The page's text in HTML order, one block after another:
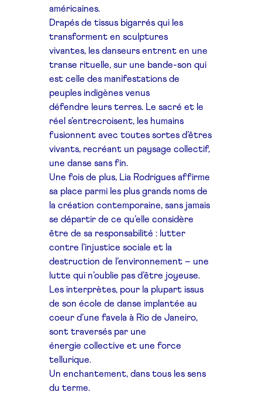
américaines.
Drapés de tissus bigarrés qui les
transforment en sculptures
vivantes, les danseurs entrent en une
transe rituelle, sur une bande-son qui
est celle des manifestations de
peuples indigènes venus
défendre leurs terres. Le sacré et le
réel s’entrecroisent, les humains
fusionnent avec toutes sortes d’êtres
vivants, recréant un paysage collectif,
une danse sans fin.
Une fois de plus, Lia Rodrigues affirme
sa place parmi les plus grands noms de
la création contemporaine, sans jamais
se départir de ce qu’elle considère
être de sa responsabilité : lutter
contre l’injustice sociale et la
destruction de l’environnement – une
lutte qui n’oublie pas d’être joyeuse.
Les interprètes, pour la plupart issus
de son école de danse implantée au
coeur d’une favela à Rio de Janeiro,
sont traversés par une
énergie collective et une force
tellurique.
Un enchantement, dans tous les sens
du terme.